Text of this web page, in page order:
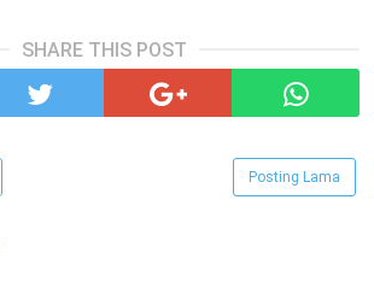
SHARE THIS POST
Posting Lama